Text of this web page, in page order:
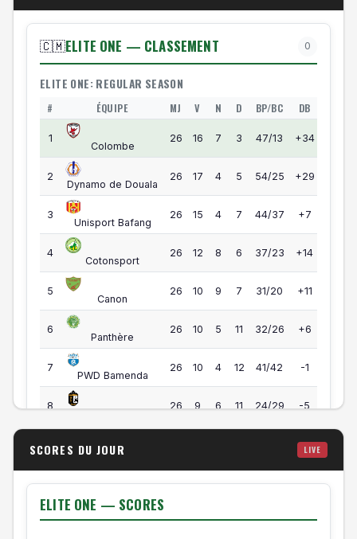
🇨🇲ELITE ONE — CLASSEMENT 0
ELITE ONE: REGULAR SEASON
Elite One — Classement
# ÉQUIPE MJ V N D BP/BC DB
1
Colombe
26 16 7 3 47/13 +34
2
Dynamo de Douala
26 17 4 5 54/25 +29
3
Unisport Bafang
26 15 4 7 44/37 +7
4
Cotonsport
26 12 8 6 37/23 +14
5
Canon
26 10 9 7 31/20 +11
6
Panthère
26 10 5 11 32/26 +6
7
PWD Bamenda
26 10 4 12 41/42 -1
8 26 9 6 11 24/29 -5 33
9
Victoria United
-9 33
10 26 7 10 9 36/38 -2
SCORES DU JOUR LIVE
ELITE ONE — SCORES